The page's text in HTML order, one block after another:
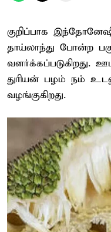
குறிப்பாக
தாய்லாந்து போன்ற
வளர்க்கப்படுகிறது.
துரியன் பழம் நம்
வழங்குகிறது.